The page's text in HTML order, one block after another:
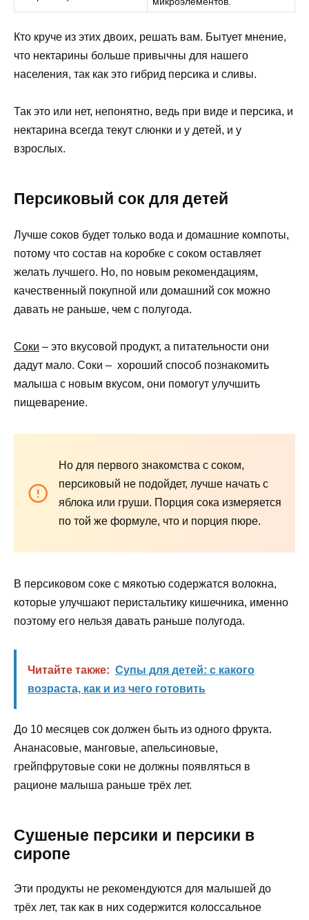
Кто круче из этих двоих, решать вам. Бытует мнение,
что нектарины больше привычны для нашего
населения, так как это гибрид персика и сливы.
Так это или нет, непонятно, ведь при виде и персика, и
нектарина всегда текут слюнки и у детей, и у
взрослых.
Персиковый сок для детей
Лучше соков будет только вода и домашние компоты,
потому что состав на коробке с соком оставляет
желать лучшего. Но, по новым рекомендациям,
качественный покупной или домашний сок можно
давать не раньше, чем с полугода.
Соки – это вкусовой продукт, а питательности они
дадут мало. Соки – хороший способ познакомить
малыша с новым вкусом, они помогут улучшить
пищеварение.
Но для первого знакомства с соком,
персиковый не подойдет, лучше начать с
яблока или груши. Порция сока измеряется
по той же формуле, что и порция пюре.
В персиковом соке с мякотью содержатся волокна,
которые улучшают перистальтику кишечника, именно
поэтому его нельзя давать раньше полугода.
Читайте также: Супы для детей: с какого
возраста, как и из чего готовить
До 10 месяцев сок должен быть из одного фрукта.
Ананасовые, манговые, апельсиновые,
грейпфрутовые соки не должны появляться в
рационе малыша раньше трёх лет.
Сушеные персики и персики в
сиропе
Эти продукты не рекомендуются для малышей до
трёх лет, так как в них содержится колоссальное